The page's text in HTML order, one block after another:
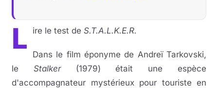
L ire le test de S.T.A.L.K.E.R.
Dans le film éponyme de Andreï Tarkovski,
le Stalker(1979) était une espèce
d'accompagnateur mystérieux pour touriste en